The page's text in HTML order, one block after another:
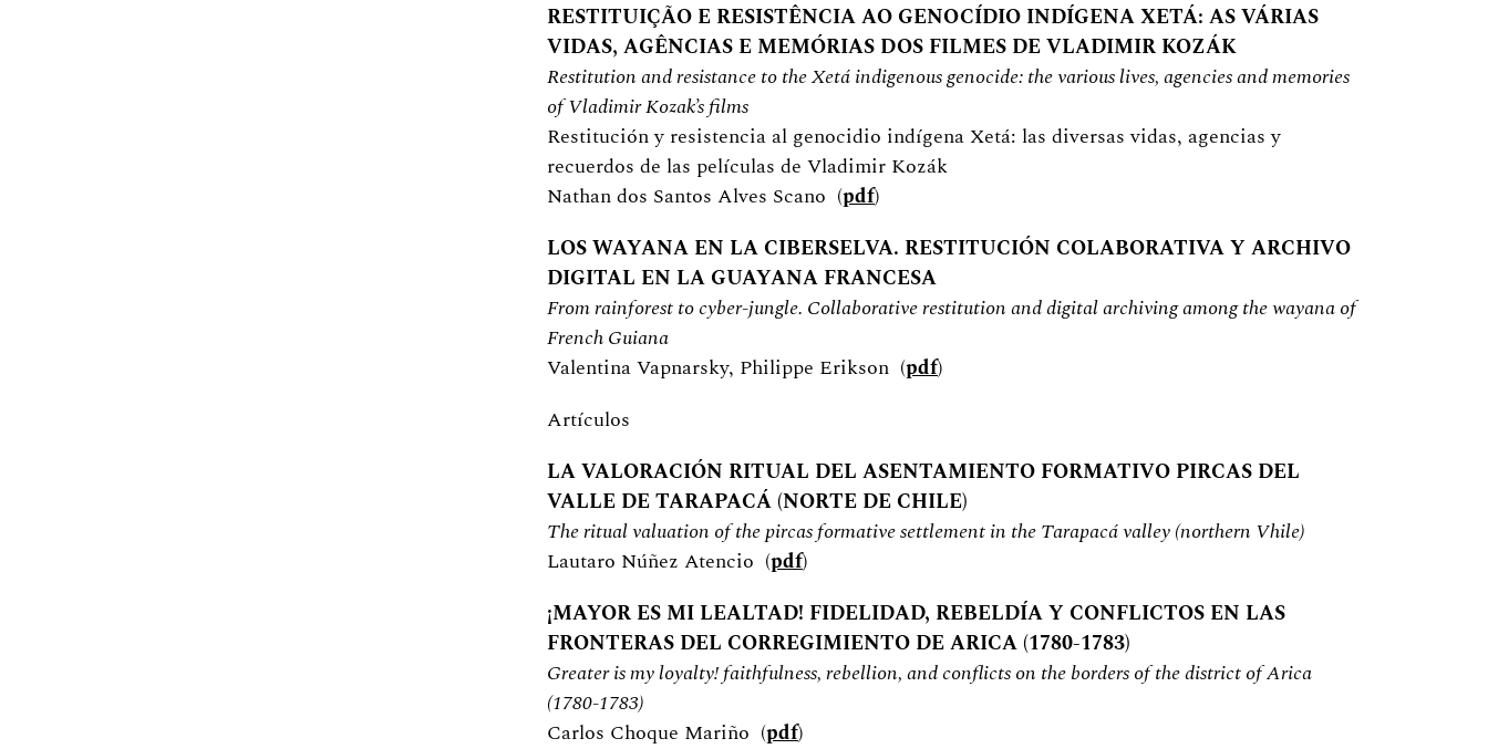
RESTITUIÇÃO E RESISTÊNCIA AO GENOCÍDIO INDÍGENA XETÁ: AS VÁRIAS
VIDAS, AGÊNCIAS E MEMÓRIAS DOS FILMES DE VLADIMIR KOZÁK
Restitution and resistance to the Xetá indigenous genocide: the various lives, agencies and memories
of Vladimir Kozak’s films
Restitución y resistencia al genocidio indígena Xetá: las diversas vidas, agencias y
recuerdos de las películas de Vladimir Kozák
Nathan dos Santos Alves Scano (pdf)
LOS WAYANA EN LA CIBERSELVA. RESTITUCIÓN COLABORATIVA Y ARCHIVO
DIGITAL EN LA GUAYANA FRANCESA
From rainforest to cyber-jungle. Collaborative restitution and digital archiving among the wayana of
French Guiana
Valentina Vapnarsky, Philippe Erikson (pdf)
Artículos
LA VALORACIÓN RITUAL DEL ASENTAMIENTO FORMATIVO PIRCAS DEL
VALLE DE TARAPACÁ (NORTE DE CHILE)
The ritual valuation of the pircas formative settlement in the Tarapacá valley (northern Vhile)
Lautaro Núñez Atencio (pdf)
¡MAYOR ES MI LEALTAD! FIDELIDAD, REBELDÍA Y CONFLICTOS EN LAS
FRONTERAS DEL CORREGIMIENTO DE ARICA (1780-1783)
Greater is my loyalty! faithfulness, rebellion, and conflicts on the borders of the district of Arica
(1780-1783)
Carlos Choque Mariño (pdf)